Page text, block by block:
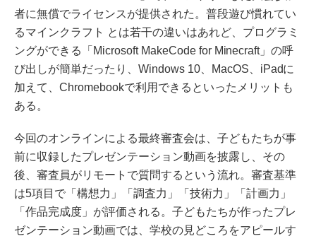
者に無償でライセンスが提供された。普段遊び慣れてい
るマインクラフト とは若干の違いはあれど、プログラミ
ングができる「Microsoft MakeCode for Minecraft」の呼
び出しが簡単だったり、Windows 10、MacOS、iPadに
加えて、Chromebookで利用できるといったメリットも
ある。
今回のオンラインによる最終審査会は、子どもたちが事
前に収録したプレゼンテーション動画を披露し、その
後、審査員がリモートで質問するという流れ。審査基準
は5項目で「構想力」「調査力」「技術力」「計画力」
「作品完成度」が評価される。子どもたちが作ったプレ
ゼンテーション動画では、学校の見どころをアピールす